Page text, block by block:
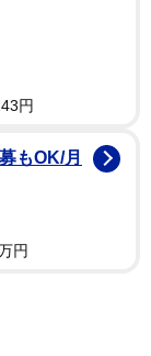
円
もOK/月
円